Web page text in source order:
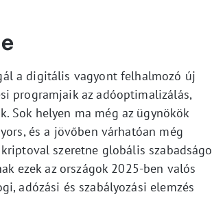
a digitális vagyont felhalmozó új
programjaik az adóoptimalizálás,
Sok helyen ma még az ügynökök
és a jövőben várhatóan még
szeretne globális
ezek az országok 2025-ben valós
adózási és szabályozási elemzés